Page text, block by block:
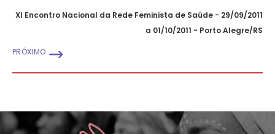
XI Encontro Nacional da Rede Feminista de Saúde - 29/09/2011
a 01/10/2011 - Porto Alegre/RS
PRÓXIMO